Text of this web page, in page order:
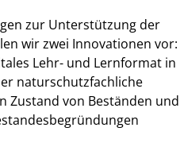
zur Unterstützung der
wir zwei Innovationen vor:
Lehr- und Lernformat in
naturschutzfachliche
Zustand von Beständen und